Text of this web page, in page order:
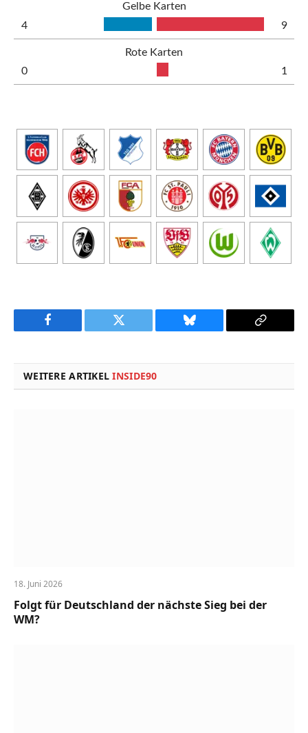
Gelbe Karten
4
9
Rote Karten
0
1
Facebook Twitter Bluesky
Copy
WEITERE ARTIKELINSIDE90
18. Juni 2026
Folgt für Deutschland der nächste Sieg bei der
WM?